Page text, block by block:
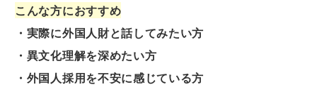
こんな方におすすめ
・実際に外国人財と話してみたい方
・異文化理解を深めたい方
・外国人採用を不安に感じている方